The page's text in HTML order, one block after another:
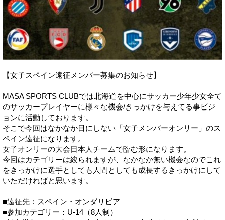
【女子スペイン遠征メンバー募集のお知らせ】
MASA SPORTS CLUBでは北海道を中心にサッカー少年少女全て
のサッカープレイヤーに様々な機会/きっかけを与えてる事ビジ
ョンに活動しております。
そこで今回はなかなか目にしない「女子メンバーオンリー」のス
ペイン遠征になります。
女子オンリーの大会日本人チームで臨む形になります。
今回はカテゴリーは絞られますが、なかなか無い機会なのでこれ
をきっかけに選手としても人間としても成長するきっかけにして
いただければと思います。
■遠征先：スペイン・オンダリビア
■参加カテゴリー：U-14（8人制）